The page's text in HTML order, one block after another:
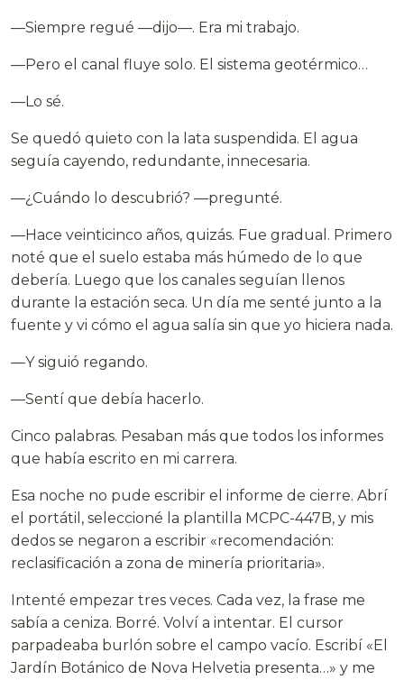
—Siempre regué —dijo—. Era mi trabajo.
—Pero el canal fluye solo. El sistema geotérmico…
—Lo sé.
Se quedó quieto con la lata suspendida. El agua
seguía cayendo, redundante, innecesaria.
—¿Cuándo lo descubrió? —pregunté.
—Hace veinticinco años, quizás. Fue gradual. Primero
noté que el suelo estaba más húmedo de lo que
debería. Luego que los canales seguían llenos
durante la estación seca. Un día me senté junto a la
fuente y vi cómo el agua salía sin que yo hiciera nada.
—Y siguió regando.
—Sentí que debía hacerlo.
Cinco palabras. Pesaban más que todos los informes
que había escrito en mi carrera.
Esa noche no pude escribir el informe de cierre. Abrí
el portátil, seleccioné la plantilla MCPC-447B, y mis
dedos se negaron a escribir «recomendación:
reclasificación a zona de minería prioritaria».
Intenté empezar tres veces. Cada vez, la frase me
sabía a ceniza. Borré. Volví a intentar. El cursor
parpadeaba burlón sobre el campo vacío. Escribí «El
Jardín Botánico de Nova Helvetia presenta…» y me